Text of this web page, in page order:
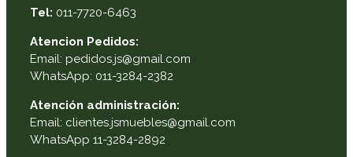
Tel: 011-7720-6463
Atencion Pedidos:
Email: pedidos.js@gmail.com
WhatsApp: 011-3284-2382
Atención administración:
Email: clientes.jsmuebles@gmail.com
WhatsApp 11-3284-2892